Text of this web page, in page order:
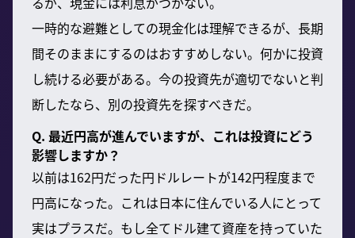
一時的な避難としての現金化は理解できるが、長期
間そのままにするのはおすすめしない。何かに投資
し続ける必要がある。今の投資先が適切でないと判
断したなら、別の投資先を探すべきだ。
Q. 最近円高が進んでいますが、これは投資にどう
影響しますか？
以前は162円だった円ドルレートが142円程度まで
円高になった。これは日本に住んでいる人にとって
実はプラスだ。もし全てドル建て資産を持っていた